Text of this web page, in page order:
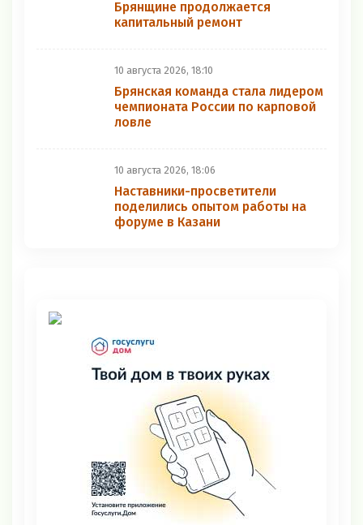
Брянщине продолжается
капитальный ремонт
10 августа 2026, 18:10
Брянская команда стала лидером
чемпионата России по карповой
ловле
10 августа 2026, 18:06
Наставники-просветители
поделились опытом работы на
форуме в Казани